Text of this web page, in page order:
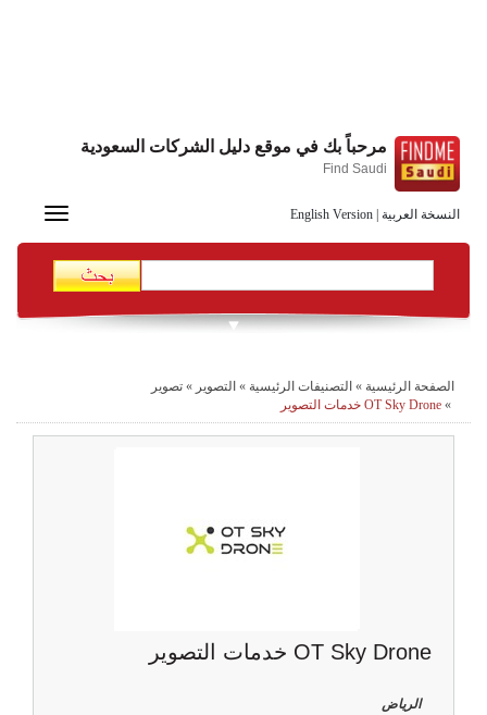
النسخة العربية English Version
مرحباً بك في موقع دليل الشركات السعودية
Find Saudi
Toggle
الصفحة الرئيسية » التصنيفات الرئيسية » التصوير » تصوير
» OT Sky Drone خدمات التصوير
OT Sky Drone خدمات التصوير
الرياض